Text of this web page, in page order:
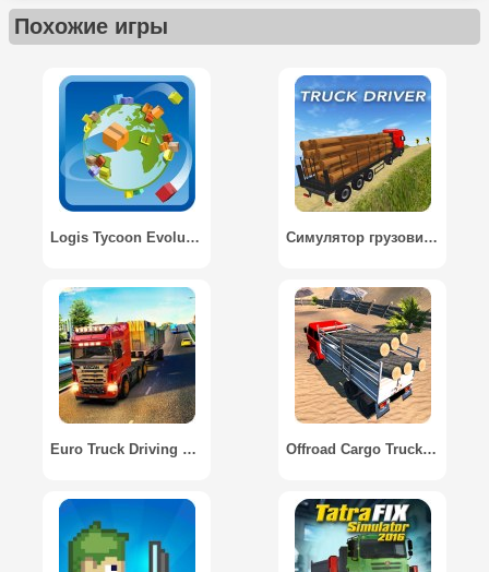
Похожие игры
Logis Tycoon Evolution Симулятор грузовиков / Truck Driver
Euro Truck Driving Simulator Transport Truck Games Offroad Cargo Truck Game